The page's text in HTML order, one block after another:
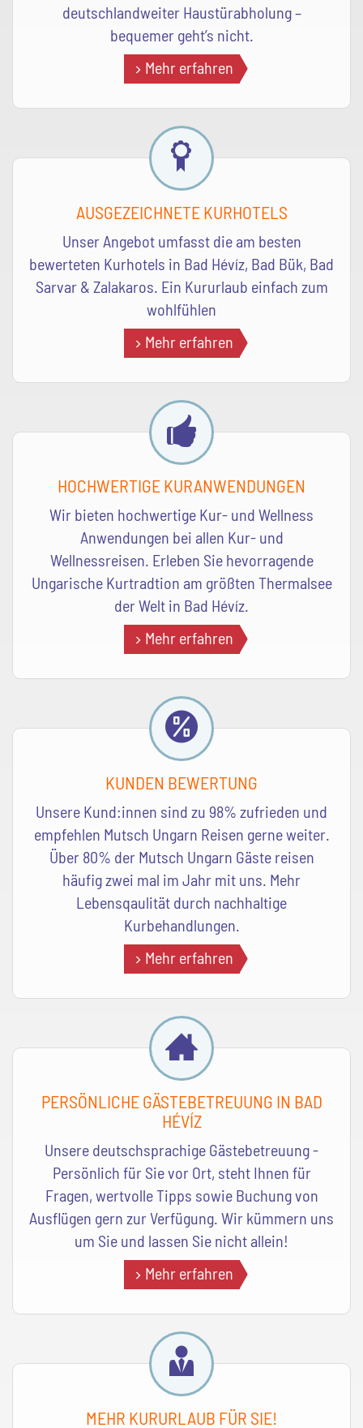
deutschlandweiter Haustürabholung –
bequemer geht’s nicht.
Mehr erfahren
AUSGEZEICHNETE KURHOTELS
Unser Angebot umfasst die am besten
bewerteten Kurhotels in Bad Hévíz, Bad Bük, Bad
Sarvar & Zalakaros. Ein Kururlaub einfach zum
wohlfühlen
Mehr erfahren
HOCHWERTIGE KURANWENDUNGEN
Wir bieten hochwertige Kur- und Wellness
Anwendungen bei allen Kur- und
Wellnessreisen. Erleben Sie hevorragende
Ungarische Kurtradtion am größten Thermalsee
der Welt in Bad Hévíz.
Mehr erfahren
KUNDEN BEWERTUNG
Unsere Kund:innen sind zu 98% zufrieden und
empfehlen Mutsch Ungarn Reisen gerne weiter.
Über 80% der Mutsch Ungarn Gäste reisen
häufig zwei mal im Jahr mit uns. Mehr
Lebensqaulität durch nachhaltige
Kurbehandlungen.
Mehr erfahren
PERSÖNLICHE GÄSTEBETREUUNG IN BAD
HÉVÍZ
Unsere deutschsprachige Gästebetreuung -
Persönlich für Sie vor Ort, steht Ihnen für
Fragen, wertvolle Tipps sowie Buchung von
Ausflügen gern zur Verfügung. Wir kümmern uns
um Sie und lassen Sie nicht allein!
Mehr erfahren
MEHR KURURLAUB FÜR SIE!